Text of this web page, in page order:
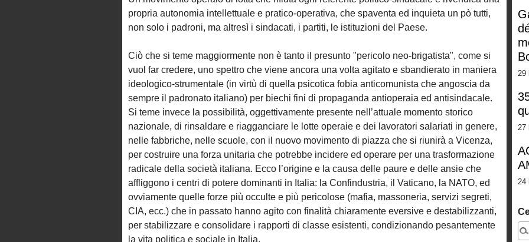
propria autonomia intellettuale e pratico-operativa, che spaventa ed inquieta un pò tutti,
non solo i padroni, ma altresì i sindacati, i partiti, le istituzioni del Paese.
Ciò che si teme maggiormente non è tanto il presunto "pericolo neo-brigatista", come si
vuol far credere, uno spettro che viene ancora una volta agitato e sbandierato in maniera
ideologico-strumentale (in virtù di quella psicotica fobia anticomunista che angoscia da
sempre il padronato italiano) per biechi fini di propaganda antioperaia ed antisindacale.
Si teme invece la possibilità, oggettivamente presente nell’attuale momento storico
nazionale, di rinsaldare e riagganciare le lotte operaie e dei lavoratori salariati in genere,
nelle fabbriche, nelle scuole, con il nuovo movimento di piazza che si riunirà a Vicenza,
per costruire una forza unitaria che potrebbe incidere ed operare per una trasformazione
radicale della società italiana. Ecco l’origine e la causa delle paure e delle ansie che
affliggono i centri di potere dominanti in Italia: la Confindustria, il Vaticano, la NATO, ed
ovviamente quelle forze più occulte e più pericolose (mafia, massoneria, servizi segreti,
CIA, ecc.) che in passato hanno agito con finalità chiaramente eversive e destabilizzanti,
per stabilizzare e consolidare i rapporti di classe esistenti, condizionando pesantemente
la vita politica e sociale in Italia.
29
27
24